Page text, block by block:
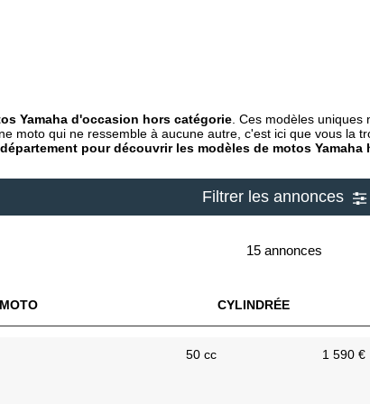
Yamaha d'occasion hors catégorie . Ces modèles
moto qui ne ressemble à aucune autre, c'est ici que vous la
pour découvrir les modèles de motos
Filtrer les annonces
15 annonces
MOTO CYLINDRÉE
50 cc 1 590 €